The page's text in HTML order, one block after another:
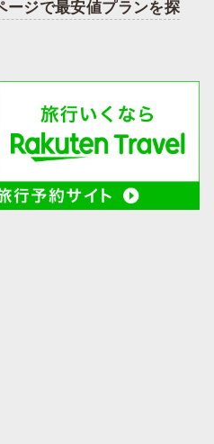
ージで最安値プランを探